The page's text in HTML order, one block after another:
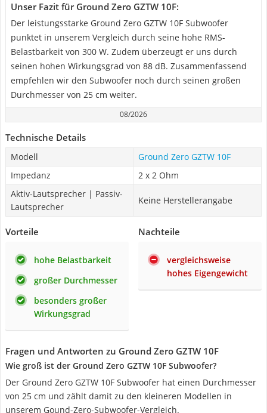
Unser Fazit für Ground Zero GZTW 10F:
Der leistungsstarke Ground Zero GZTW 10F Subwoofer
punktet in unserem Vergleich durch seine hohe RMS-
Belastbarkeit von 300 W. Zudem überzeugt er uns durch
seinen hohen Wirkungsgrad von 88 dB. Zusammenfassend
empfehlen wir den Subwoofer noch durch seinen großen
Durchmesser von 25 cm weiter.
08/2026
Technische Details
Modell
Ground Zero GZTW 10F
Impedanz
2 x 2 Ohm
Aktiv-Lautsprecher | Passiv-
Lautsprecher
Keine Herstellerangabe
Vorteile
hohe Belastbarkeit
großer Durchmesser
besonders großer
Wirkungsgrad
Nachteile
vergleichsweise
hohes Eigengewicht
Fragen und Antworten zu Ground Zero GZTW 10F
Wie groß ist der Ground Zero GZTW 10F Subwoofer?
Der Ground Zero GZTW 10F Subwoofer hat einen Durchmesser
von 25 cm und zählt damit zu den kleineren Modellen in
unserem Gound-Zero-Subwoofer-Vergleich.